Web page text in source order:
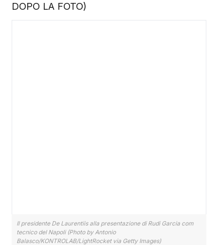
DOPO LA FOTO)
Il presidente De Laurentiis alla presentazione di Rudi Garcia com
tecnico del Napoli (Photo by Antonio
Balasco/KONTROLAB/LightRocket via Getty Images)